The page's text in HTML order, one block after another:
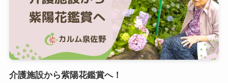
介護施設から紫陽花鑑賞へ！